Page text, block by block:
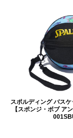
スポルディング バス
【スポンジ・ボブ ア